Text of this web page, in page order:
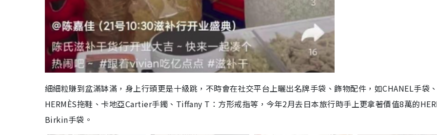
細細粒賺到盆滿缽滿，身上行頭更是十級跳，不時會在社交平台上曬出名牌手袋、飾物配件，如CHANEL手袋、
HERMÈS拖鞋、卡地亞Cartier手鐲、Tiffany T：方形戒指等，今年2月去日本旅行時手上更拿著價值8萬的
Birkin手袋。